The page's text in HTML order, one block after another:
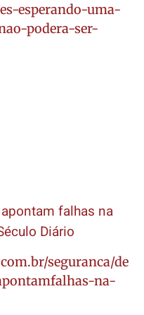
esperando-uma-
podera-ser-
falhas na
Diário
seguranca/de
na-